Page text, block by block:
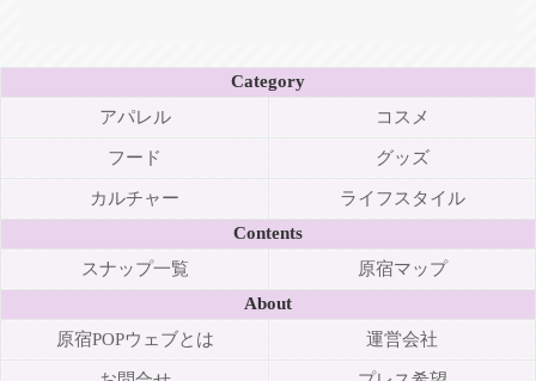
Category
アパレル
コスメ
フード グッズ
カルチャー
ライフスタイル
Contents
スナップ一覧
原宿マップ
About
原宿POPウェブとは
運営会社